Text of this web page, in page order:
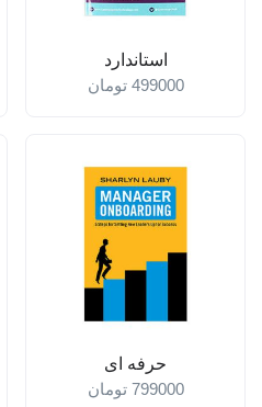
استاندارد
499000 تومان
حرفه ای
799000 تومان